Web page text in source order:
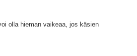
olla hieman vaikeaa, jos käsien